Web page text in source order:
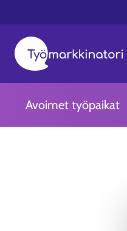
Avoimet työpaikat